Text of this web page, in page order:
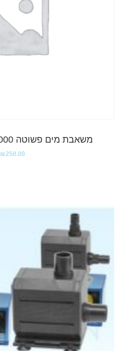
משאבת מים פשוטה 3000 ל'/שעה 105 AT
₪250.00